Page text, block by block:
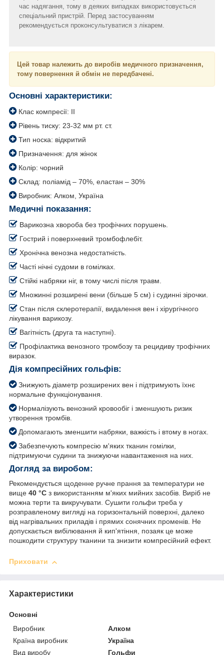
час надягання, тому в деяких випадках використовується
спеціальний пристрій. Перед застосуванням
рекомендується проконсультуватися з лікарем.
Цей товар належить до виробів медичного призначення,
тому повернення й обмін не передбачені.
Основні характеристики:
Клас компресії: II
Рівень тиску: 23-32 мм рт. ст.
Тип носка: відкритий
Призначення: для жінок
Колір: чорний
Склад: поліамід – 70%, еластан – 30%
Виробник: Алком, Україна
Медичні показання:
Варикозна хвороба без трофічних порушень.
Гострий і поверхневий тромбофлебіт.
Хронічна венозна недостатність.
Часті нічні судоми в гомілках.
Стійкі набряки ніг, в тому числі після травм.
Множинні розширені вени (більше 5 см) і судинні зірочки.
Стан після склеротерапії, видалення вен і хірургічного
лікування варикозу.
Вагітність (друга та наступні).
Профілактика венозного тромбозу та рецидиву трофічних
виразок.
Дія компресійних гольфів:
Знижують діаметр розширених вен і підтримують їхнє
нормальне функціонування.
Нормалізують венозний кровообіг і зменшують ризик
утворення тромбів.
Допомагають зменшити набряки, важкість і втому в ногах.
Забезпечують компресію м'яких тканин гомілки,
підтримуючи судини та знижуючи навантаження на них.
Догляд за виробом:
Рекомендується щоденне ручне прання за температури не
вище 40 °C з використанням м'яких мийних засобів. Виріб не
можна терти та викручувати. Сушити гольфи треба у
розправленому вигляді на горизонтальній поверхні, далеко
від нагрівальних приладів і прямих сонячних променів. Не
допускається вибілювання й кип'ятіння, позаяк це може
пошкодити структуру тканини та знизити компресійний ефект.
Приховати
Характеристики
Основні
Виробник
Алком
Країна виробник
Україна
Вид виробу
Гольфи